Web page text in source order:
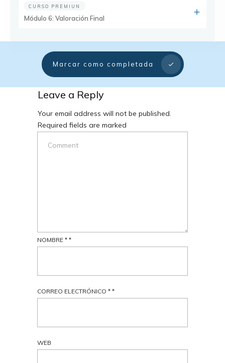
CURSO PREMIUN
Módulo 6: Valoración Final
Marcar como completada
Leave a Reply
Your email address will not be published.
Required fields are marked
NOMBRE * *
CORREO ELECTRÓNICO * *
WEB